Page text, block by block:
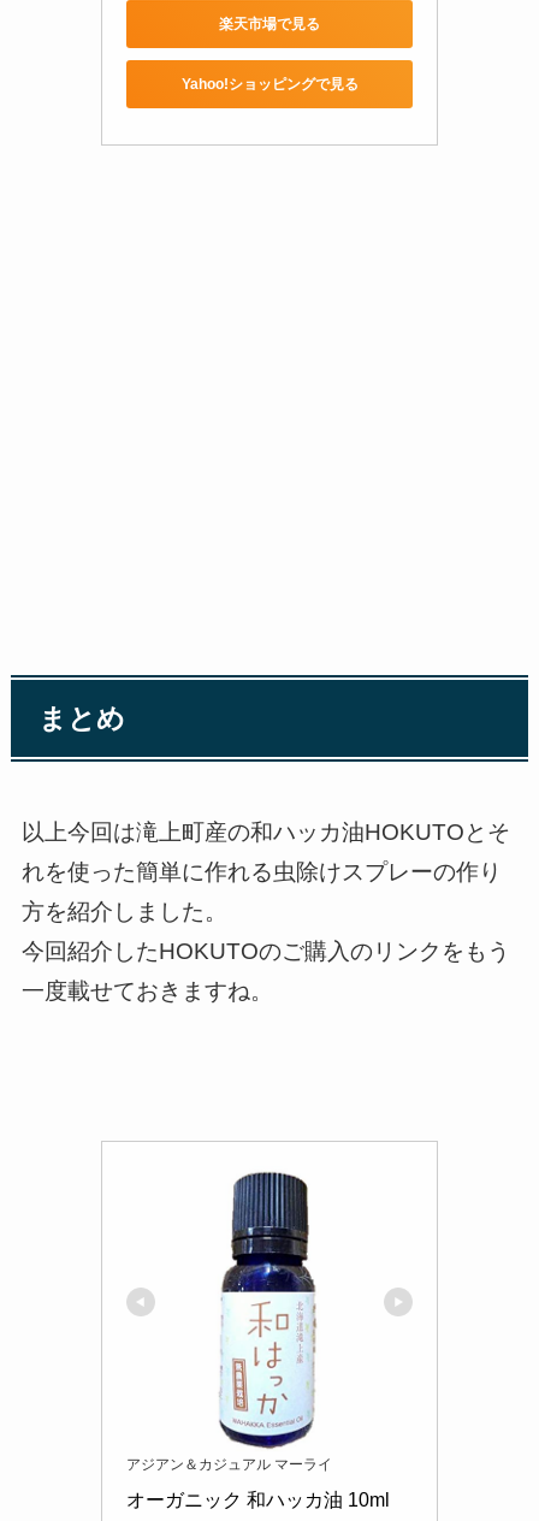
楽天市場で見る
Yahoo!ショッピングで見る
まとめ
以上今回は滝上町産の和ハッカ油HOKUTOとそ
れを使った簡単に作れる虫除けスプレーの作り
方を紹介しました。
今回紹介したHOKUTOのご購入のリンクをもう
一度載せておきますね。
アジアン＆カジュアル マーライ
オーガニック 和ハッカ油 10ml